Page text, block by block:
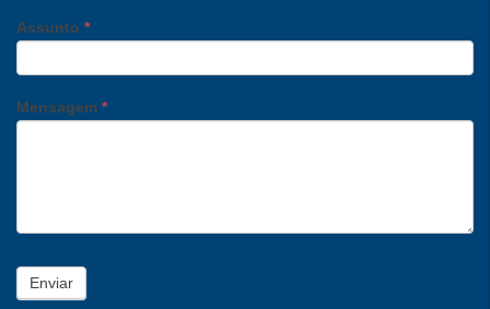
Assunto *
Mensagem *
Enviar